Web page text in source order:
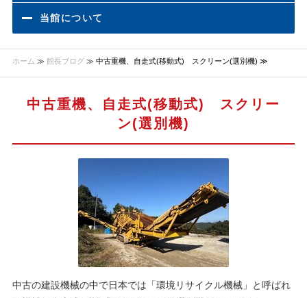
当館について
ホーム ≫ 館長ブログ≫ 中古重機、自走式(移動式) スクリーン(選別機) ≫
中古重機、自走式(移動式) スクリー
ン(選別機)
中古の建設機械の中で日本では「環境リサイクル機械」と呼ばれ